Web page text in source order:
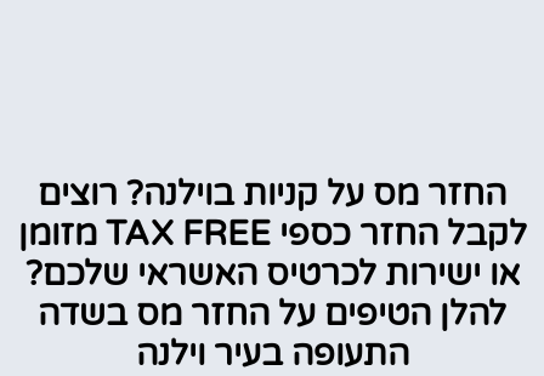
החזר מס על קניות בוילנה? רוצים
לקבל החזר כספי TAX FREE מזומן
או ישירות לכרטיס האשראי שלכם?
להלן הטיפים על החזר מס בשדה
התעופה בעיר וילנה